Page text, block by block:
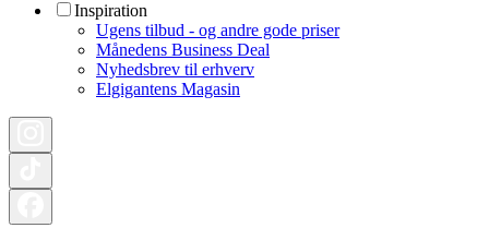
Inspiration
Ugens tilbud - og andre gode priser
Månedens Business Deal
Nyhedsbrev til erhverv
Elgigantens Magasin